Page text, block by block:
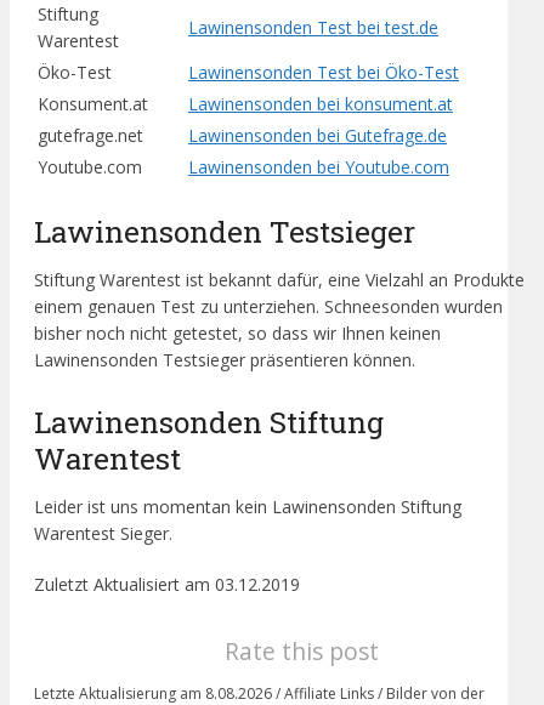
Stiftung
Warentest
Lawinensonden Test bei test.de
Öko-Test
Lawinensonden Test bei Öko-Test
Konsument.at
Lawinensonden bei konsument.at
gutefrage.net
Lawinensonden bei Gutefrage.de
Youtube.com
Lawinensonden bei Youtube.com
Lawinensonden Testsieger
Stiftung Warentest ist bekannt dafür, eine Vielzahl an Produkte
einem genauen Test zu unterziehen. Schneesonden wurden
bisher noch nicht getestet, so dass wir Ihnen keinen
Lawinensonden Testsieger präsentieren können.
Lawinensonden Stiftung
Warentest
Leider ist uns momentan kein Lawinensonden Stiftung
Warentest Sieger.
Zuletzt Aktualisiert am 03.12.2019
Rate this post
Letzte Aktualisierung am 8.08.2026 / Affiliate Links / Bilder von der